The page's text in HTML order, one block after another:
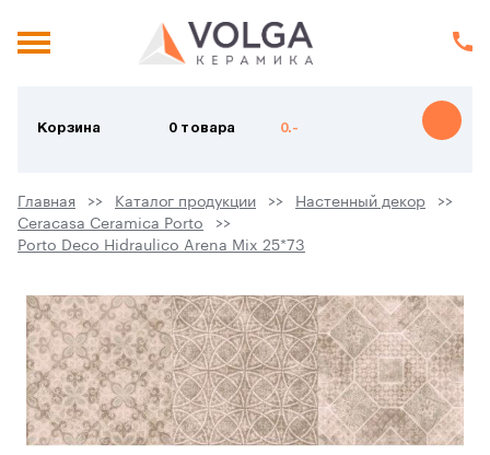
Корзина 0 товара 0.-
Главная Каталог продукции
Настенный декор
Ceracasa Ceramica Porto
Porto Deco Hidraulico Arena Mix 25*73